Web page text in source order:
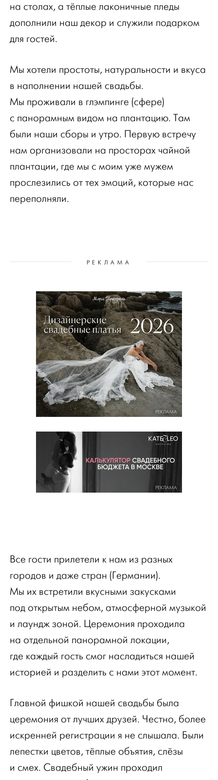
на столах, а тёплые лаконичные пледы
дополнили наш декор и служили подарком
для гостей.
Мы хотели простоты, натуральности и вкуса
в наполнении нашей свадьбы.
Мы проживали в глэмпинге (сфере)
с панорамным видом на плантацию. Там
были наши сборы и утро. Первую встречу
нам организовали на просторах чайной
плантации, где мы с моим уже мужем
прослезились от тех эмоций, которые нас
переполняли.
РЕКЛАМА
РЕКЛАМА
РЕКЛАМА
Все гости прилетели к нам из разных
городов и даже стран (Германии).
Мы их встретили вкусными закусками
под открытым небом, атмосферной музыкой
и лаундж зоной. Церемония проходила
на отдельной панорамной локации,
где каждый гость смог насладиться нашей
историей и разделить с нами этот момент.
Главной фишкой нашей свадьбы была
церемония от лучших друзей. Честно, более
искренней регистрации я не слышала. Были
лепестки цветов, тёплые объятия, слёзы
и смех. Свадебный ужин проходил